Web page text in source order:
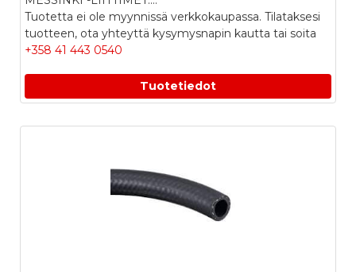
Tuotetta ei ole myynnissä verkkokaupassa. Tilataksesi
tuotteen, ota yhteyttä kysymysnapin kautta tai soita
+358 41 443 0540
Tuotetiedot